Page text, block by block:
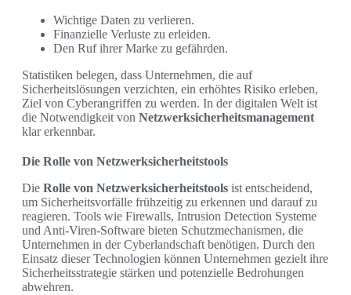
Wichtige Daten zu verlieren.
Finanzielle Verluste zu erleiden.
Den Ruf ihrer Marke zu gefährden.
Statistiken belegen, dass Unternehmen, die auf
Sicherheitslösungen verzichten, ein erhöhtes Risiko erleben,
Ziel von Cyberangriffen zu werden. In der digitalen Welt ist
die Notwendigkeit von Netzwerksicherheitsmanagement
klar erkennbar.
Die Rolle von Netzwerksicherheitstools
Die Rolle von Netzwerksicherheitstools ist entscheidend,
um Sicherheitsvorfälle frühzeitig zu erkennen und darauf zu
reagieren. Tools wie Firewalls, Intrusion Detection Systeme
und Anti-Viren-Software bieten Schutzmechanismen, die
Unternehmen in der Cyberlandschaft benötigen. Durch den
Einsatz dieser Technologien können Unternehmen gezielt ihre
Sicherheitsstrategie stärken und potenzielle Bedrohungen
abwehren.